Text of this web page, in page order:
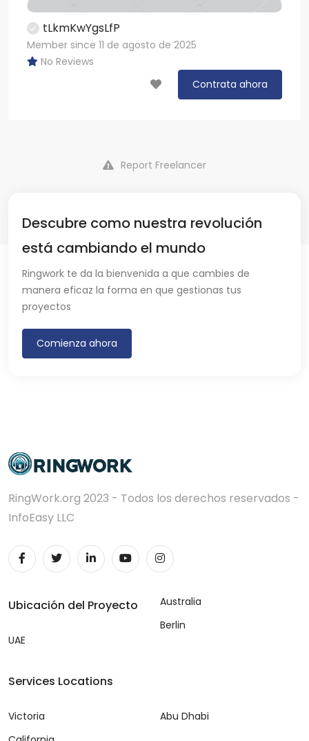
tLkmKwYgsLfP
Member since 11 de agosto de 2025
No Reviews
Contrata ahora
Report Freelancer
Descubre como nuestra revolución
está cambiando el mundo
Ringwork te da la bienvenida a que cambies de
manera eficaz la forma en que gestionas tus
proyectos
Comienza ahora
RingWork.org 2023 - Todos los derechos reservados -
InfoEasy LLC
Ubicación del Proyecto
UAE
Australia
Berlin
Services Locations
Victoria
Abu Dhabi